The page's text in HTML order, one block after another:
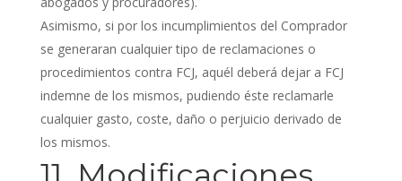
Asimismo, si por los incumplimientos del Comprador
se generaran cualquier tipo de reclamaciones o
procedimientos contra FCJ, aquél deberá dejar a FCJ
indemne de los mismos, pudiendo éste reclamarle
cualquier gasto, coste, daño o perjuicio derivado de
los mismos.